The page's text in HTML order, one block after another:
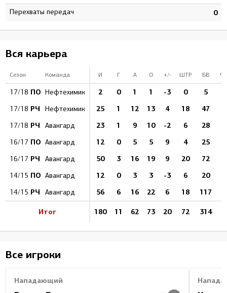
Перехваты передач 0
Вся карьера
Сезон Команда И Г А О +/- ШТР БВ
17/18 ПО Нефтехимик 2 0 1 1 -3 0 5
17/18 РЧ Нефтехимик 25 1 12 13 4 18 47
17/18 РЧ Авангард 23 1 9 10 -2 6 28
16/17 ПО Авангард 12 0 5 5 9 4 25
16/17 РЧ Авангард 50 3 16 19 9 20 72
14/15 ПО Авангард 12 0 3 3 -3 6 20
14/15 РЧ Авангард 56 6 16 22 6 18 117
Итог 180 11 62 73 20 72 314
Все игроки
Нападающий